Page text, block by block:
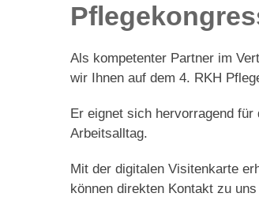
Als kompetenter Partner im
wir Ihnen auf dem 4. RKH
Er eignet sich hervorragend
Arbeitsalltag.
Mit der digitalen Visitenkarte
können direkten Kontakt zu